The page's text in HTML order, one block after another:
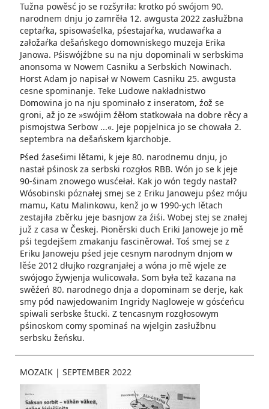
Tužna powěsć jo se rozšyriła: krotko pó swójom 90.
narodnem dnju jo zamrěła 12. awgusta 2022 zasłužbna
ceptaŕka, spisowaśelka, pśestajaŕka, wudawaŕka a
załožaŕka dešańskego domowniskego muzeja Erika
Janowa. Pśiswójźbne su na nju dopominali w serbskima
anonsoma w Nowem Casniku a Serbskich Nowinach.
Horst Adam jo napisał w Nowem Casniku 25. awgusta
cesne spominanje. Teke Ludowe nakładnistwo
Domowina jo na nju spominało z inseratom, źož se
groni, až jo ze »swójim źěłom statkowała na dobre rěcy a
pismojstwa Serbow ...«. Jeje popjelnica jo se chowała 2.
septembra na dešańskem kjarchobje.
Pśed źaseśimi lětami, k jeje 80. narodnemu dnju, jo
nastał pśinosk za serbski rozgłos RBB. Wón jo se k jeje
90-śinam znowego wusćełał. Kak jo wón tegdy nastał?
Wósobinski póznałej smej se z Eriku Janoweju pśez móju
mamu, Katu Malinkowu, kenž jo w 1990-ych lětach
zestajiła zběrku jeje basnjow za źiśi. Wobej stej se znałej
juž z casa w Českej. Pioněrski duch Eriki Janoweje jo mě
pśi tegdejšem zmakanju fasciněrował. Toś smej se z
Eriku Janoweju pśed jeje cesnym narodnym dnjom w
lěśe 2012 dłujko rozgranjałej a wóna jo mě wjele ze
swójogo žywjenja wulicowała. Som była tež kazana na
swěźeń 80. narodnego dnja a dopominam se derje, kak
smy pód nawjedowanim Ingridy Nagloweje w gósćeńcu
spiwali serbske štucki. Z tencasnym rozgłosowym
pśinoskom comy spominaś na wjelgin zasłužbnu
serbsku žeńsku.
MOZAIK | SEPTEMBER 2022